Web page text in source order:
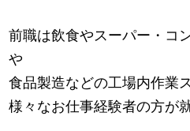
前職は飲食やスーパー・コ
や
食品製造などの工場内作業
様々なお仕事経験者の方が